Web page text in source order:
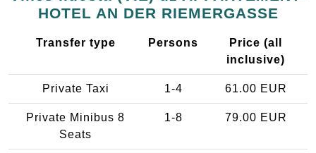
HOTEL AN DER RIEMERGASSE
Transfer type Persons
Price (all
inclusive)
Private Taxi 1-4 61.00 EUR
Private Minibus 8
Seats
1-8 79.00 EUR